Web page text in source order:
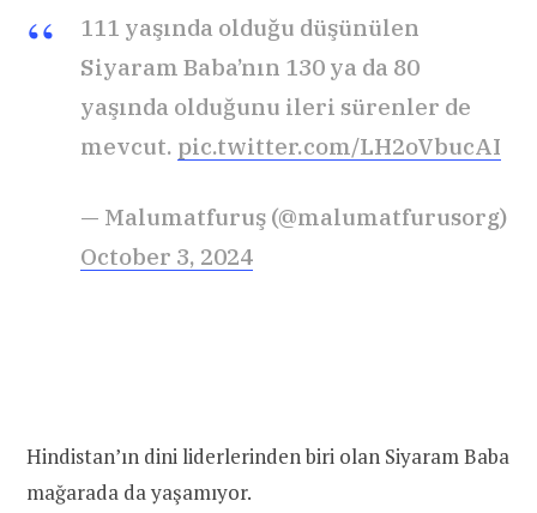
111 yaşında olduğu düşünülen
Siyaram Baba’nın 130 ya da 80
yaşında olduğunu ileri sürenler de
mevcut. pic.twitter.com/LH2oVbucAI
— Malumatfuruş (@malumatfurusorg)
October 3, 2024
Hindistan’ın dini liderlerinden biri olan Siyaram Baba
mağarada da yaşamıyor.